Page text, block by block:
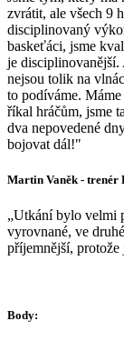
zvrátit, ale všech 9
disciplinovaný
baskeťáci, jsme
je disciplinovanější.
nejsou tolik na
to podíváme.
říkal hráčům, jsme
dva nepovedené
bojovat dál!"
Martin Vaněk - trenér
„Utkání bylo velmi
vyrovnané, ve
příjemnější, protože
Body: